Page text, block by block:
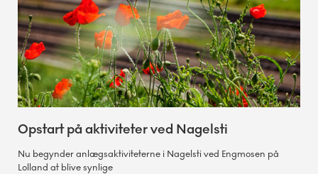
Opstart på aktiviteter ved Nagelsti
Nu begynder anlægsaktiviteterne i Nagelsti ved Engmosen på
Lolland at blive synlige